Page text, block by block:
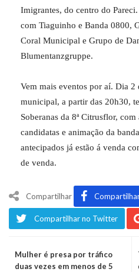
Imigrantes, do centro do
com Tiaguinho e Banda 0800,
Coral Municipal e Grupo de
Blumentanzgruppe.
Vem mais eventos por aí. Dia 2
municipal, a partir das 20h30,
Soberanas da 8ª Citrusflor,
candidatas e animação da
antecipados já estão á venda
de venda.
Compartilhar
Compartilhar no Twitter
Mulher é presa por tráfico
duas vezes em menos de 5